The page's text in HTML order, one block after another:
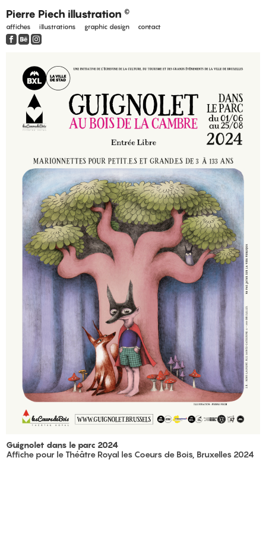
Pierre Piech illustration ©
affiches illustrations graphic design contact
Guignolet dans le parc 2024
Affiche pour le Théâtre Royal les Coeurs de Bois, Bruxelles 2024